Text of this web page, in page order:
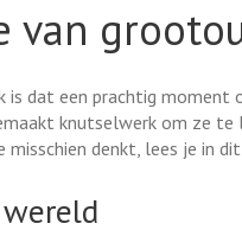
van
dat een prachtig
knutselwerk om ze te
misschien denkt, lees je in